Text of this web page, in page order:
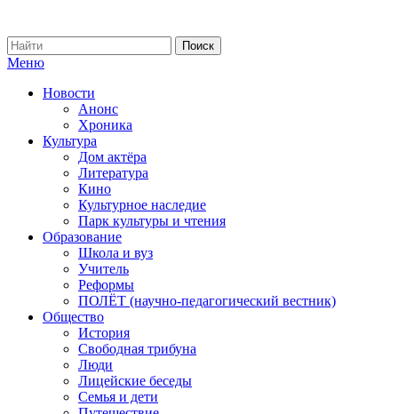
Меню
Новости
Анонс
Хроника
Культура
Дом актёра
Литература
Кино
Культурное наследие
Парк культуры и чтения
Образование
Школа и вуз
Учитель
Реформы
ПОЛЁТ (научно-педагогический вестник)
Общество
История
Свободная трибуна
Люди
Лицейские беседы
Семья и дети